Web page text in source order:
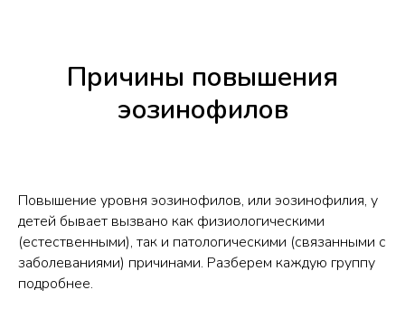
Причины повышения
эозинофилов
Повышение уровня эозинофилов, или эозинофилия, у
детей бывает вызвано как физиологическими
(естественными), так и патологическими (связанными с
заболеваниями) причинами. Разберем каждую группу
подробнее.